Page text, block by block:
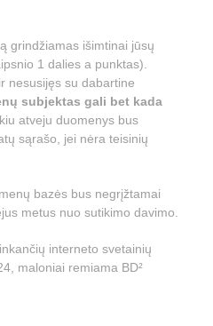
grindžiamas išimtinai jūsų
1 dalies a punktas).
nesusijęs su dabartine
subjektas gali bet kada
atveju duomenys bus
sąrašo, jei nėra teisinių
bazės bus negrįžtamai
metus nuo sutikimo davimo.
interneto svetainių
maloniai remiama BD²